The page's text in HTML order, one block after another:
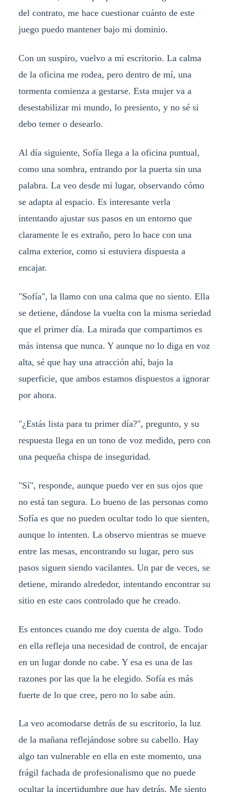
del contrato, me hace cuestionar cuánto de este
juego puedo mantener bajo mi dominio.
Con un suspiro, vuelvo a mi escritorio. La calma
de la oficina me rodea, pero dentro de mí, una
tormenta comienza a gestarse. Esta mujer va a
desestabilizar mi mundo, lo presiento, y no sé si
debo temer o desearlo.
Al día siguiente, Sofía llega a la oficina puntual,
como una sombra, entrando por la puerta sin una
palabra. La veo desde mi lugar, observando cómo
se adapta al espacio. Es interesante verla
intentando ajustar sus pasos en un entorno que
claramente le es extraño, pero lo hace con una
calma exterior, como si estuviera dispuesta a
encajar.
"Sofía", la llamo con una calma que no siento. Ella
se detiene, dándose la vuelta con la misma seriedad
que el primer día. La mirada que compartimos es
más intensa que nunca. Y aunque no lo diga en voz
alta, sé que hay una atracción ahí, bajo la
superficie, que ambos estamos dispuestos a ignorar
por ahora.
"¿Estás lista para tu primer día?", pregunto, y su
respuesta llega en un tono de voz medido, pero con
una pequeña chispa de inseguridad.
"Sí", responde, aunque puedo ver en sus ojos que
no está tan segura. Lo bueno de las personas como
Sofía es que no pueden ocultar todo lo que sienten,
aunque lo intenten. La observo mientras se mueve
entre las mesas, encontrando su lugar, pero sus
pasos siguen siendo vacilantes. Un par de veces, se
detiene, mirando alrededor, intentando encontrar su
sitio en este caos controlado que he creado.
Es entonces cuando me doy cuenta de algo. Todo
en ella refleja una necesidad de control, de encajar
en un lugar donde no cabe. Y esa es una de las
razones por las que la he elegido. Sofía es más
fuerte de lo que cree, pero no lo sabe aún.
La veo acomodarse detrás de su escritorio, la luz
de la mañana reflejándose sobre su cabello. Hay
algo tan vulnerable en ella en este momento, una
frágil fachada de profesionalismo que no puede
ocultar la incertidumbre que hay detrás. Me siento